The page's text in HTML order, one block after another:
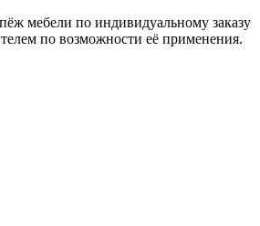
мебели по индивидуальному заказу
по возможности её применения.